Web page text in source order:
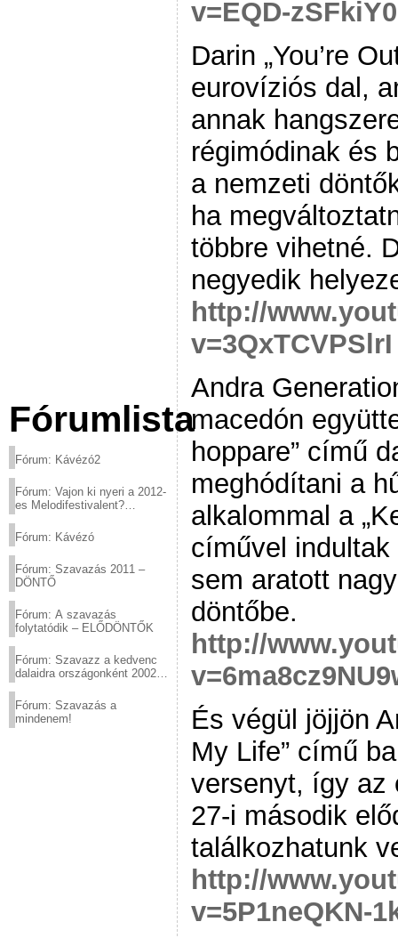
Fórumlista
Fórum: Kávézó2
Fórum: Vajon ki nyeri a 2012-
es Melodifestivalent?
Fórum: Kávézó
Fórum: Szavazás 2011 –
DÖNTŐ
Fórum: A szavazás
folytatódik – ELŐDÖNTŐK
Fórum: Szavazz a kedvenc
dalaidra országonként 2002
Fórum: Szavazás a
mindenem!
v=EQD-zSFkiY0
Darin „You’re
eurovíziós dal,
annak
régimódinak és
a nemzeti
ha
többre vihetné.
negyedik
http://
v=3QxTCVPSlrI
Andra
macedón
hoppare” című
meghódítani a
alkalommal a
cíművel
sem aratott
döntőbe.
http://
És végül jöjjön
My Life” című
versenyt, így az
27-i második
találkozhatunk
http://
v=5P1neQKN-